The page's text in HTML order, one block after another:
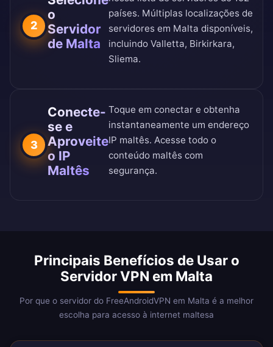
2
o
Servidor
de Malta
países. Múltiplas localizações de
servidores em Malta disponíveis,
incluindo Valletta, Birkirkara,
Sliema.
3
Conecte-
se e
Aproveite
o IP
Maltês
Toque em conectar e obtenha
instantaneamente um endereço
IP maltês. Acesse todo o
conteúdo maltês com
segurança.
Principais Benefícios de Usar o
Servidor VPN em Malta
Por que o servidor do FreeAndroidVPN em Malta é a melhor
escolha para acesso à internet maltesa